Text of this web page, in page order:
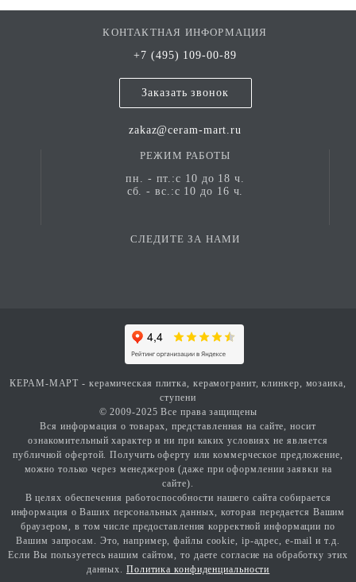
КОНТАКТНАЯ ИНФОРМАЦИЯ
+7 (495) 109-00-89
Заказать звонок
zakaz@ceram-mart.ru
РЕЖИМ РАБОТЫ
пн. - пт.:с 10 до 18 ч.
сб. - вс.:с 10 до 16 ч.
СЛЕДИТЕ ЗА НАМИ
КЕРАМ-МАРТ - керамическая плитка, керамогранит, клинкер, мозаика,
ступени
© 2009-2025 Все права защищены
Вся информация о товарах, представленная на сайте, носит
ознакомительный характер и ни при каких условиях не является
публичной офертой. Получить оферту или коммерческое предложение,
можно только через менеджеров (даже при оформлении заявки на
сайте).
В целях обеспечения работоспособности нашего сайта собирается
информация о Ваших персональных данных, которая передается Вашим
браузером, в том числе предоставления корректной информации по
Вашим запросам. Это, например, файлы cookie, ip-адрес, e-mail и т.д.
Если Вы пользуетесь нашим сайтом, то даете согласие на обработку этих
данных. Политика конфиденциальности